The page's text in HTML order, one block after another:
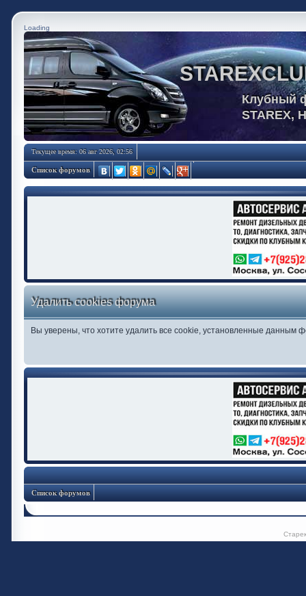
Loading
Клубный
STAREX,
Текущее время: 06 авг 2026, 02:56
Список форумов
Удалить cookies форума
Вы уверены, что хотите удалить все cookie, установленные данным
Список форумов